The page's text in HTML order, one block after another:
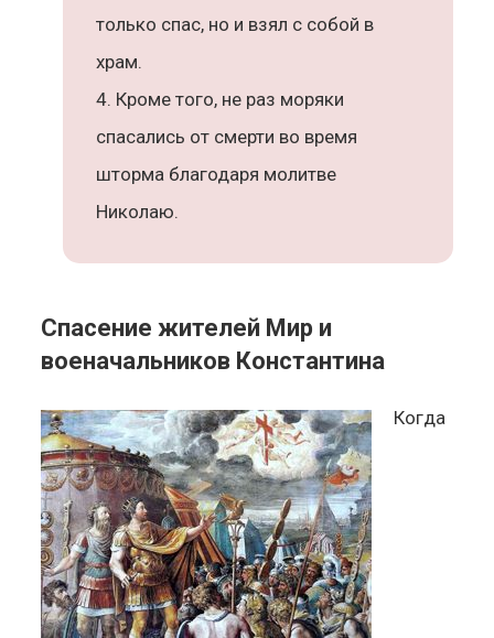
только спас, но и взял с собой в
храм.
Кроме того, не раз моряки
спасались от смерти во время
шторма благодаря молитве
Николаю.
Спасение жителей Мир и
военачальников Константина
Когда